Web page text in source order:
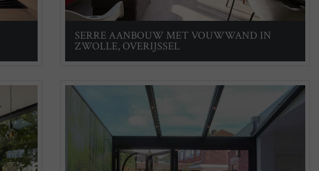
SERRE AANBOUW MET VOUWWAND IN
ZWOLLE, OVERIJSSEL